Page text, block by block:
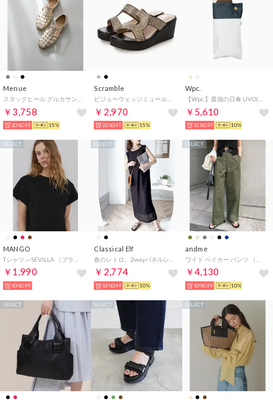
Menue
￥3,758
20%OFF 15%
Scramble
￥2,970
22%OFF 15%
Wpc.
￥5,610
15%OFF 10%
MANGO
￥1,990
SELECT
50%OFF
Classical Elf
￥2,774
SELECT
53%OFF 10%
andme
￥4,130
SELECT
10%OFF 10%
SELECT SELECT SELECT